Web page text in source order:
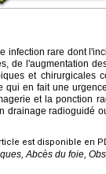
infection rare dont
de l'augmentation
et chirurgicales
qui en fait une
et la ponction
drainage radioguidé
est disponible en
Abcès du foie,